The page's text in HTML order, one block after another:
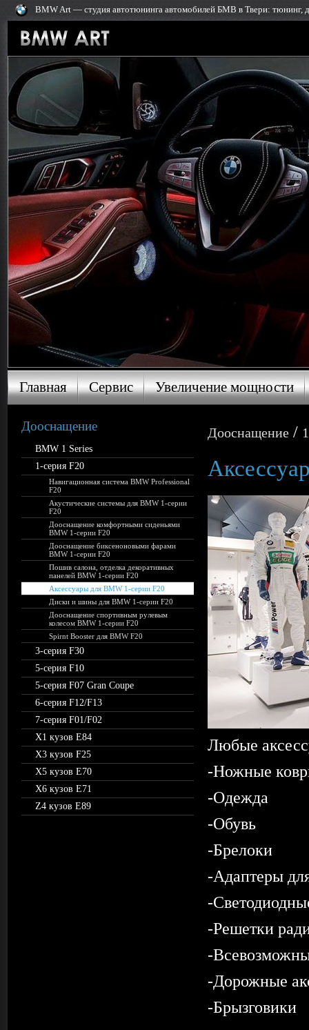
BMW Art — cтудия автотюнинга автомобилей БМВ в Твери: тюнинг,
Главная
Главная Сервис
Сервис Увеличение мощности
Увеличение мощности
Дооснащение
BMW 1 Series
1-серия F20
Навигационная система BMW Professional
F20
Акустические системы для BMW 1-серии
F20
Дооснащение комфортными сиденьями
BMW 1-серии F20
Дооснащение биксеноновыми фарами
BMW 1-серии F20
Пошив салона, отделка декоративных
панелей BMW 1-серии F20
Аксессуары для BMW 1-серии F20
Диски и шины для BMW 1-серии F20
Дооснащение спортивным рулевым
колесом BMW 1-серии F20
Spirnt Booster для BMW F20
3-серия F30
5-серия F10
5-серия F07 Gran Coupe
6-серия F12/F13
7-серия F01/F02
X1 кузов E84
X3 кузов F25
X5 кузов E70
X6 кузов E71
Z4 кузов E89
Дооснащение /
Любые
-Ножные
-Одежда
-Обувь
-Брелоки
-Адаптеры
-
-Решетки
-
-Дорожные
-Брызговики